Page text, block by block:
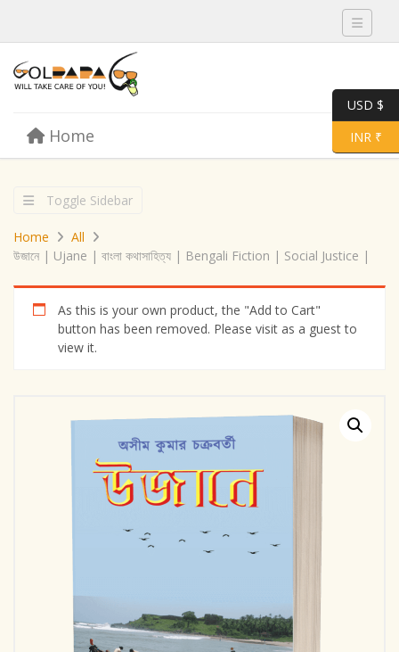
Toggle
Menu Toggle
Home
Toggle Sidebar
Home
All
উজানে | Ujane | বাংলা কথাসাহিত্য | Bengali Fiction | Social Justice |
As this is your own product, the "Add to Cart"
button has been removed. Please visit as a guest to
view it.
USD $
INR ₹